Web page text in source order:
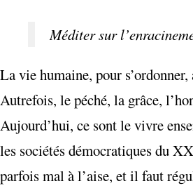
Méditer sur
La vie humaine, pour
Autrefois, le péché, la grâce,
Aujourd’hui, ce sont le vivre
les sociétés démocratiques du
parfois mal à l’aise, et il faut